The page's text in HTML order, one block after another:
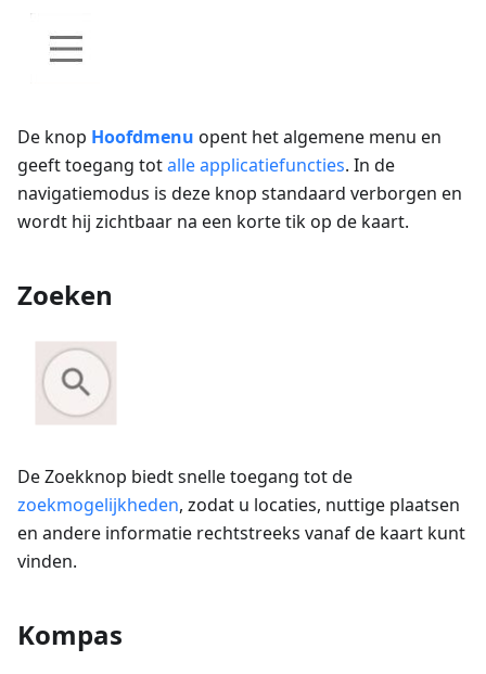
De knop Hoofdmenu opent het algemene menu en
geeft toegang totalle applicatiefuncties. In de
navigatiemodus is deze knop standaard verborgen en
wordt hij zichtbaar na een korte tik op de kaart.
Zoeken
De Zoekknop biedt snelle toegang tot de
zoekmogelijkheden, zodat u locaties, nuttige plaatsen
en andere informatie rechtstreeks vanaf de kaart kunt
vinden.
Kompas